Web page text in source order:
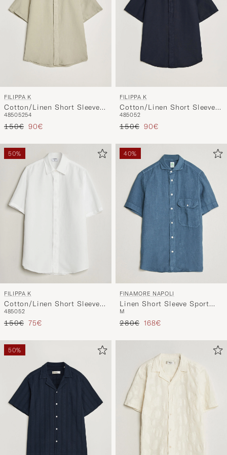
FILIPPA K
Cotton/Linen Short Sleeve
Shirt Light Green
48505254
Reguliere prijs
150€ Verlaagd prijs
90€
FILIPPA K
Cotton/Linen Short Sleeve
Shirt Navy
485052
Reguliere prijs
150€ Verlaagd prijs
90€
50%
FILIPPA K
Cotton/Linen Short Sleeve
Shirt White
485052
Reguliere prijs
150€ Verlaagd prijs
75€
40%
FINAMORE NAPOLI
Linen Short Sleeve Sport
Shirt Dark Blue
M
Reguliere prijs
280€ Verlaagd prijs
168€
50%